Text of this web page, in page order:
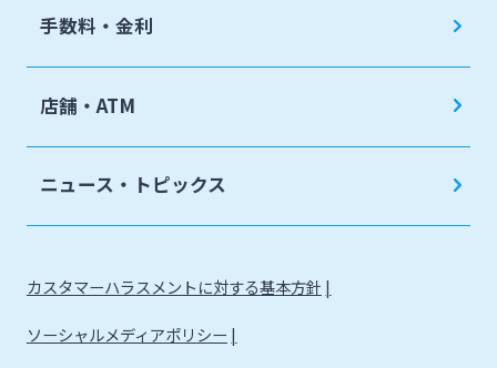
手数料・金利
店舗・ATM
ニュース・トピックス
カスタマーハラスメントに対する基本方針
ソーシャルメディアポリシー